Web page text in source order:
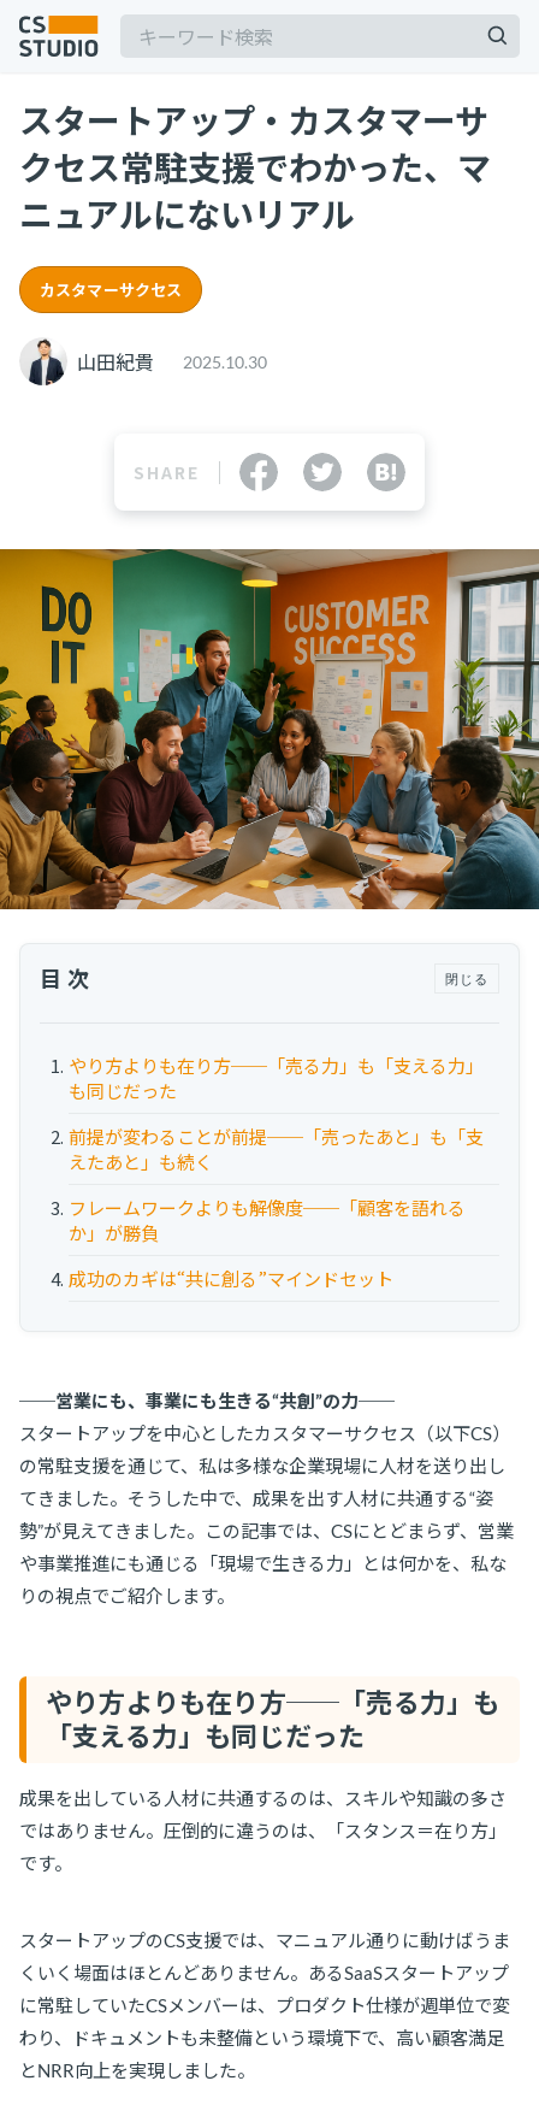
コンサル・トレーニング
CS人材育成プログラム
運用代行・人材派遣
カスタマーサクセス人材派遣・常駐
カスタマーサクセスBPO
BPaaS​
既存営業 AI BPO
カスタマーサポート代行
多言語カスタマーサポート対応
CSツール導入・運用支援
ツール選定・運用支援
Zendesk導入支援
お役立ち資料
事例
セミナー
メルマガ登録
スタートアップ・カスタマーサ
クセス常駐支援でわかった、マ
ニュアルにないリアル
カスタマーサクセス
山田紀貴 2025.10.30
SHARE
やり方よりも在り方──「売る力」も「支える力」
も同じだった
前提が変わることが前提──「売ったあと」も「支
えたあと」も続く
フレームワークよりも解像度──「顧客を語れる
か」が勝負
成功のカギは“共に創る”マインドセット
目次 閉じる
──営業にも、事業にも生きる“共創”の力──
スタートアップを中心としたカスタマーサクセス（以下CS）
の常駐支援を通じて、私は多様な企業現場に人材を送り出し
てきました。そうした中で、成果を出す人材に共通する“姿
勢”が見えてきました。この記事では、CSにとどまらず、営業
や事業推進にも通じる「現場で生きる力」とは何かを、私な
りの視点でご紹介します。
やり方よりも在り方──「売る力」も
「支える力」も同じだった
成果を出している人材に共通するのは、スキルや知識の多さ
ではありません。圧倒的に違うのは、「スタンス＝在り方」
です。
スタートアップのCS支援では、マニュアル通りに動けばうま
くいく場面はほとんどありません。あるSaaSスタートアップ
に常駐していたCSメンバーは、プロダクト仕様が週単位で変
わり、ドキュメントも未整備という環境下で、高い顧客満足
とNRR向上を実現しました。